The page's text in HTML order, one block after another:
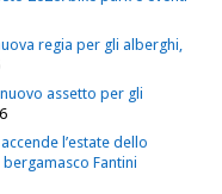
regia per gli alberghi,
assetto per gli
l’estate dello
Fantini